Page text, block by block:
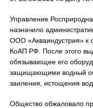
Управление
назначило
ООО «Акваиндустрия» к
КоАП РФ. После этого
обязывающее его
защищающими водный
заиления, истощения
Общество обжаловало